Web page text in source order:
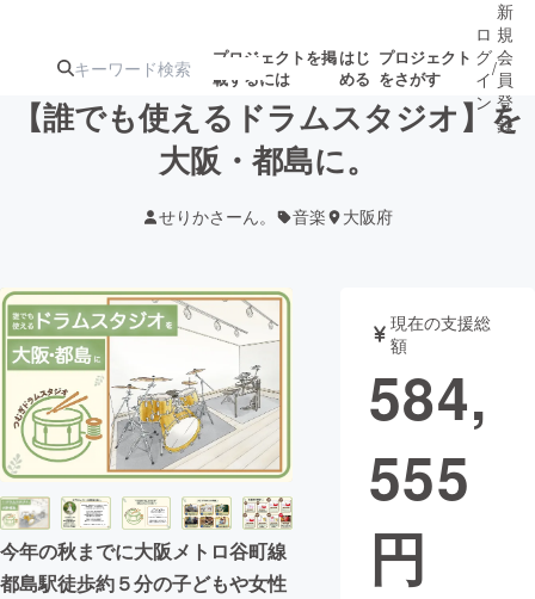
プロジェクトを掲
載するには
はじ
める
プロジェクト
をさがす
ターン
ジェクト
募集終了が近いプ
ロジェクト
アート・写真 音楽
テクノロジー・ガジェット ゲーム・サ
映像・映画
ビジネス・起業
まちづくり・地域活性化
ロ
グ
イ
ン
/
新
規
会
員
登
録
【誰でも使えるドラムスタジオ】を
大阪・都島に。
せりかさーん。 音楽 大阪府
今年の秋までに大阪メトロ谷町線
都島駅徒歩約５分の子どもや女性
現在の支援総
額
584,
555
円